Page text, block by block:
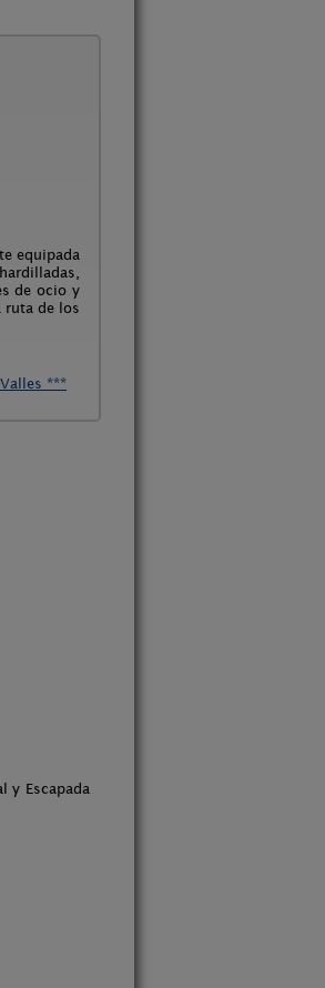
equipada
de ocio y
ruta de los
***
y Escapada